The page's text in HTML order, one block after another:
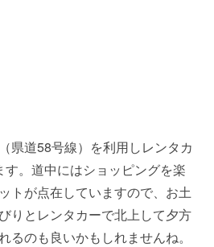
県道58号線）を利用しレンタカ
。道中にはショッピングを楽
トが点在していますので、お土
りとレンタカーで北上して夕方
るのも良いかもしれませんね。